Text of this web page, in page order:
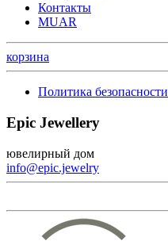
Контакты
MUAR
корзина
Политика безопасности
Epic Jewellery
ювелирный дом
info@epic.jewelry